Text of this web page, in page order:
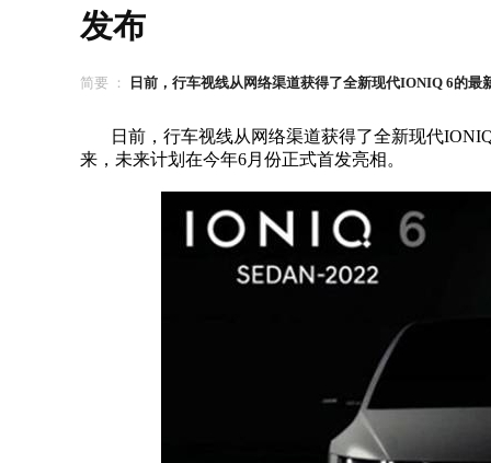
发布
简要 ： 日前，行车视线从网络渠道获得了全新现代IONIQ 6的最
日前，行车视线从网络渠道获得了全新现代
来，未来计划在今年6月份正式首发亮相。